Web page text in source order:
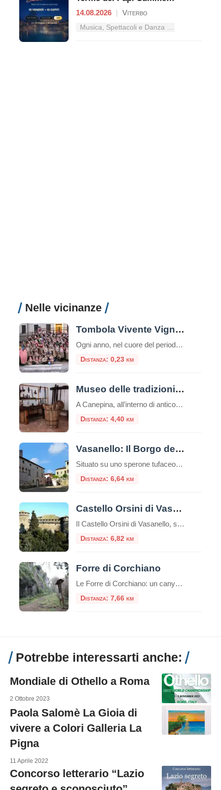
14.08.2026 | Viterbo
Nelle vicinanze
Tombola Vivente Vignanellese: Tradizione, Spettacolo e Comunità
Ogni anno, nel cuore del periodo natalizio, la storica Piazza della Repubblica di Vignanello (Viterbo) si trasforma in un palcoscenico a cielo aperto per ospitare un evento unico nel suo genere: la Tombola Vivente Vignanellese (TVV). Non una semplice estrazione, ma una vera e propria rappresentazione teatrale in cui i 90 numeri della tombola prendono […]
Distanza: 0,23 km
Museo delle tradizioni popolari di Canepina
A Canepina, all’interno di antico convento dei frati Carmelitani del Seicento è allestito il Museo delle Tradizioni Popolari di Canepina. Il convento, di proprietà del comune, conserva affreschi databili a partire dal 1600 che furono rinvenuti nel primo allestimento del museo. L’intero ciclo di pitture murali, che ornano le lunette e i pennacchi del chiostro, […]
Distanza: 4,40 km
Vasanello: Il Borgo della Ceramica nel Cuore della Tuscia
Situato su uno sperone tufaceo nel Lazio settentrionale, Vasanello è un borgo che incanta per la sua autenticità. Conosciuto anticamente come Bassanello, questo comune della provincia di Viterbo è un intreccio di storia etrusca, architettura medievale e una tradizione artigianale che sopravvive da secoli. Se cerchi una meta lontana dal turismo di massa, dove il […]
Distanza: 6,64 km
Castello Orsini di Vasanello
Il Castello Orsini di Vasanello, situato all’ingresso del borgo medievale in provincia di Viterbo, rappresenta un notevole esempio di architettura militare trasformata in residenza nobiliare nel corso dei secoli. Origini e trasformazioni storiche Le origini del castello risalgono al 1278, quando Orso Orsini, nipote di papa Niccolò III, acquisì il feudo di Vasanello, allora noto […]
Distanza: 6,82 km
Forre di Corchiano
Le Forre di Corchiano: un canyon etrusco nel cuore della Tuscia Le Forre di Corchiano, situate nel territorio dell’omonimo borgo in provincia di Viterbo, rappresentano un paesaggio unico nel Lazio, dove natura, archeologia e storia si fondono in modo spettacolare. Si tratta di profonde gole di origine vulcanica, scavate nei millenni dai corsi d’acqua nel […]
Distanza: 7,66 km
Potrebbe interessarti anche:
Mondiale di Othello a Roma
2 Ottobre 2023
Paola Salomè La Gioia di
vivere a Colori Galleria La
Pigna
11 Aprile 2022
Concorso letterario “Lazio